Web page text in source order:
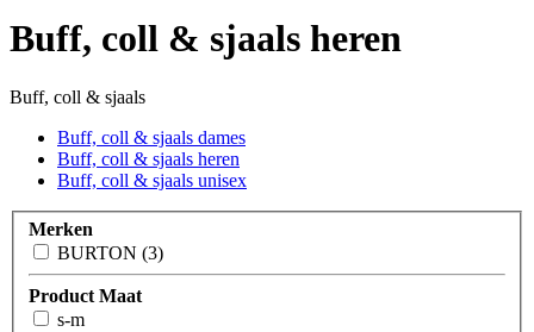
Buff, coll & sjaals heren
Buff, coll & sjaals
Buff, coll & sjaals dames
Buff, coll & sjaals heren
Buff, coll & sjaals unisex
Merken
BURTON (3)
Product Maat
s-m